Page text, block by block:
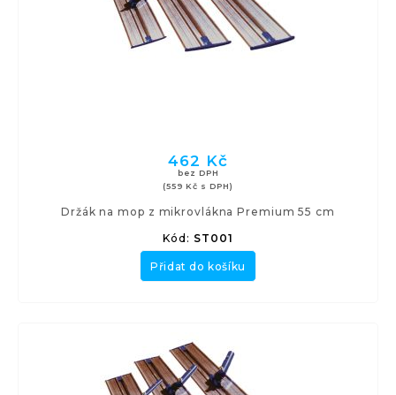
462 Kč
bez DPH
(559 Kč s DPH)
Držák na mop z mikrovlákna Premium 55 cm
Kód: ST001
Přidat do košíku